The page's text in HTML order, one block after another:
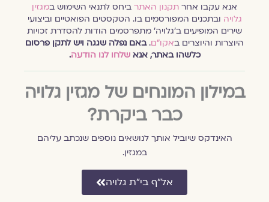
אנא עקבו אחרתקנון האתרביחס לתנאי השימוש ב מגזין
גלויהובתכנים המפורסמים בו. הטקסטים הפואטיים וביצועי
שירים המופיעים ב׳גלויה׳ מתפרסמים הודות להסדרת זכויות
היוצרות והיוצרים ב אקו״ם.באם נפלה שגגה ויש לתקן פרסום
כלשהו באתר, אנאשלחו לנו הודעה.
במילון המונחים של מגזין גלויה
כבר ביקרת?
האינדקס שיוביל אותך לנושאים נוספים שנכתב עליהם
במגזין.
אל״ף בי״ת גלויה